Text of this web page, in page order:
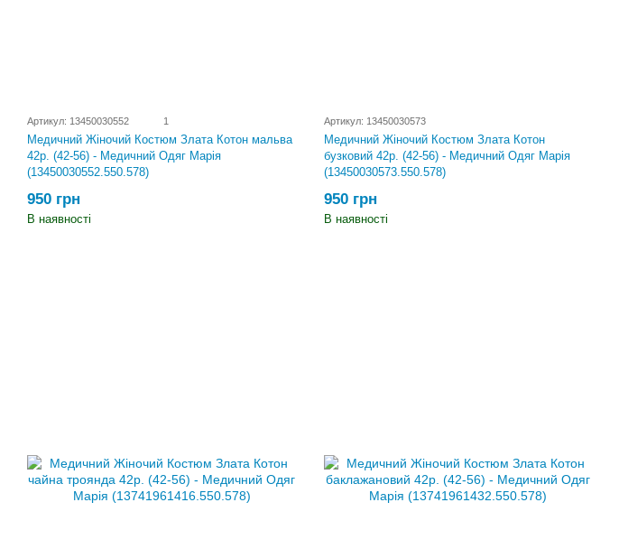
Артикул: 13450030552 1
Медичний Жіночий Костюм Злата Котон мальва
42р. (42-56) - Медичний Одяг Марія
(13450030552.550.578)
950 грн
В наявності
Артикул: 13450030573
Медичний Жіночий Костюм Злата Котон
бузковий 42р. (42-56) - Медичний Одяг Марія
(13450030573.550.578)
950 грн
В наявності